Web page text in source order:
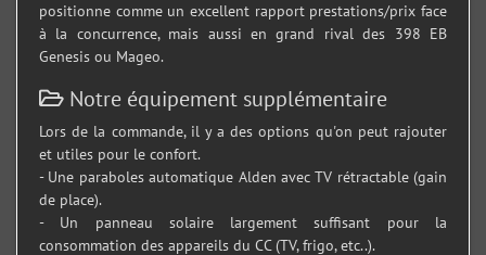
positionne comme un excellent rapport prestations/prix face
à la concurrence, mais aussi en grand rival des 398 EB
Genesis ou Mageo.
Notre équipement supplémentaire
Lors de la commande, il y a des options qu'on peut rajouter
et utiles pour le confort.
- Une paraboles automatique Alden avec TV rétractable (gain
de place).
- Un panneau solaire largement suffisant pour la
consommation des appareils du CC (TV, frigo, etc..).